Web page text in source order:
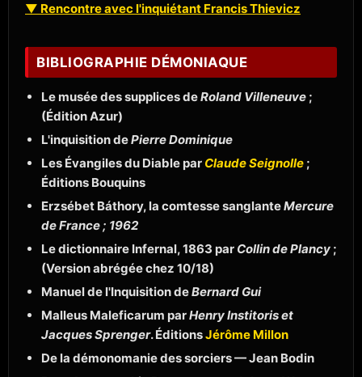
▼ Rencontre avec l'inquiétant Francis Thievicz
BIBLIOGRAPHIE DÉMONIAQUE
Le musée des supplices deRoland Villeneuve ;
(Édition Azur)
L'inquisition dePierre Dominique
Les Évangiles du Diable par Claude Seignolle ;
Éditions Bouquins
Erzsébet Báthory, la comtesse sanglanteMercure
de France ; 1962
Le dictionnaire Infernal, 1863 par Collin de Plancy ;
(Version abrégée chez 10/18)
Manuel de l'Inquisition deBernard Gui
Malleus Maleficarum parHenry Institoris et
Jacques Sprenger. ÉditionsJérôme Millon
De la démonomanie des sorciers — Jean Bodin